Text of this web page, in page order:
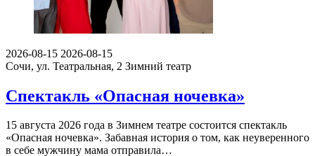
2026-08-15 2026-08-15
Сочи, ул. Театральная, 2 Зимний театр
Спектакль «Опасная ночевка»
15 августа 2026 года в Зимнем театре состоится спектакль
«Опасная ночевка». Забавная история о том, как неуверенного
в себе мужчину мама отправила…